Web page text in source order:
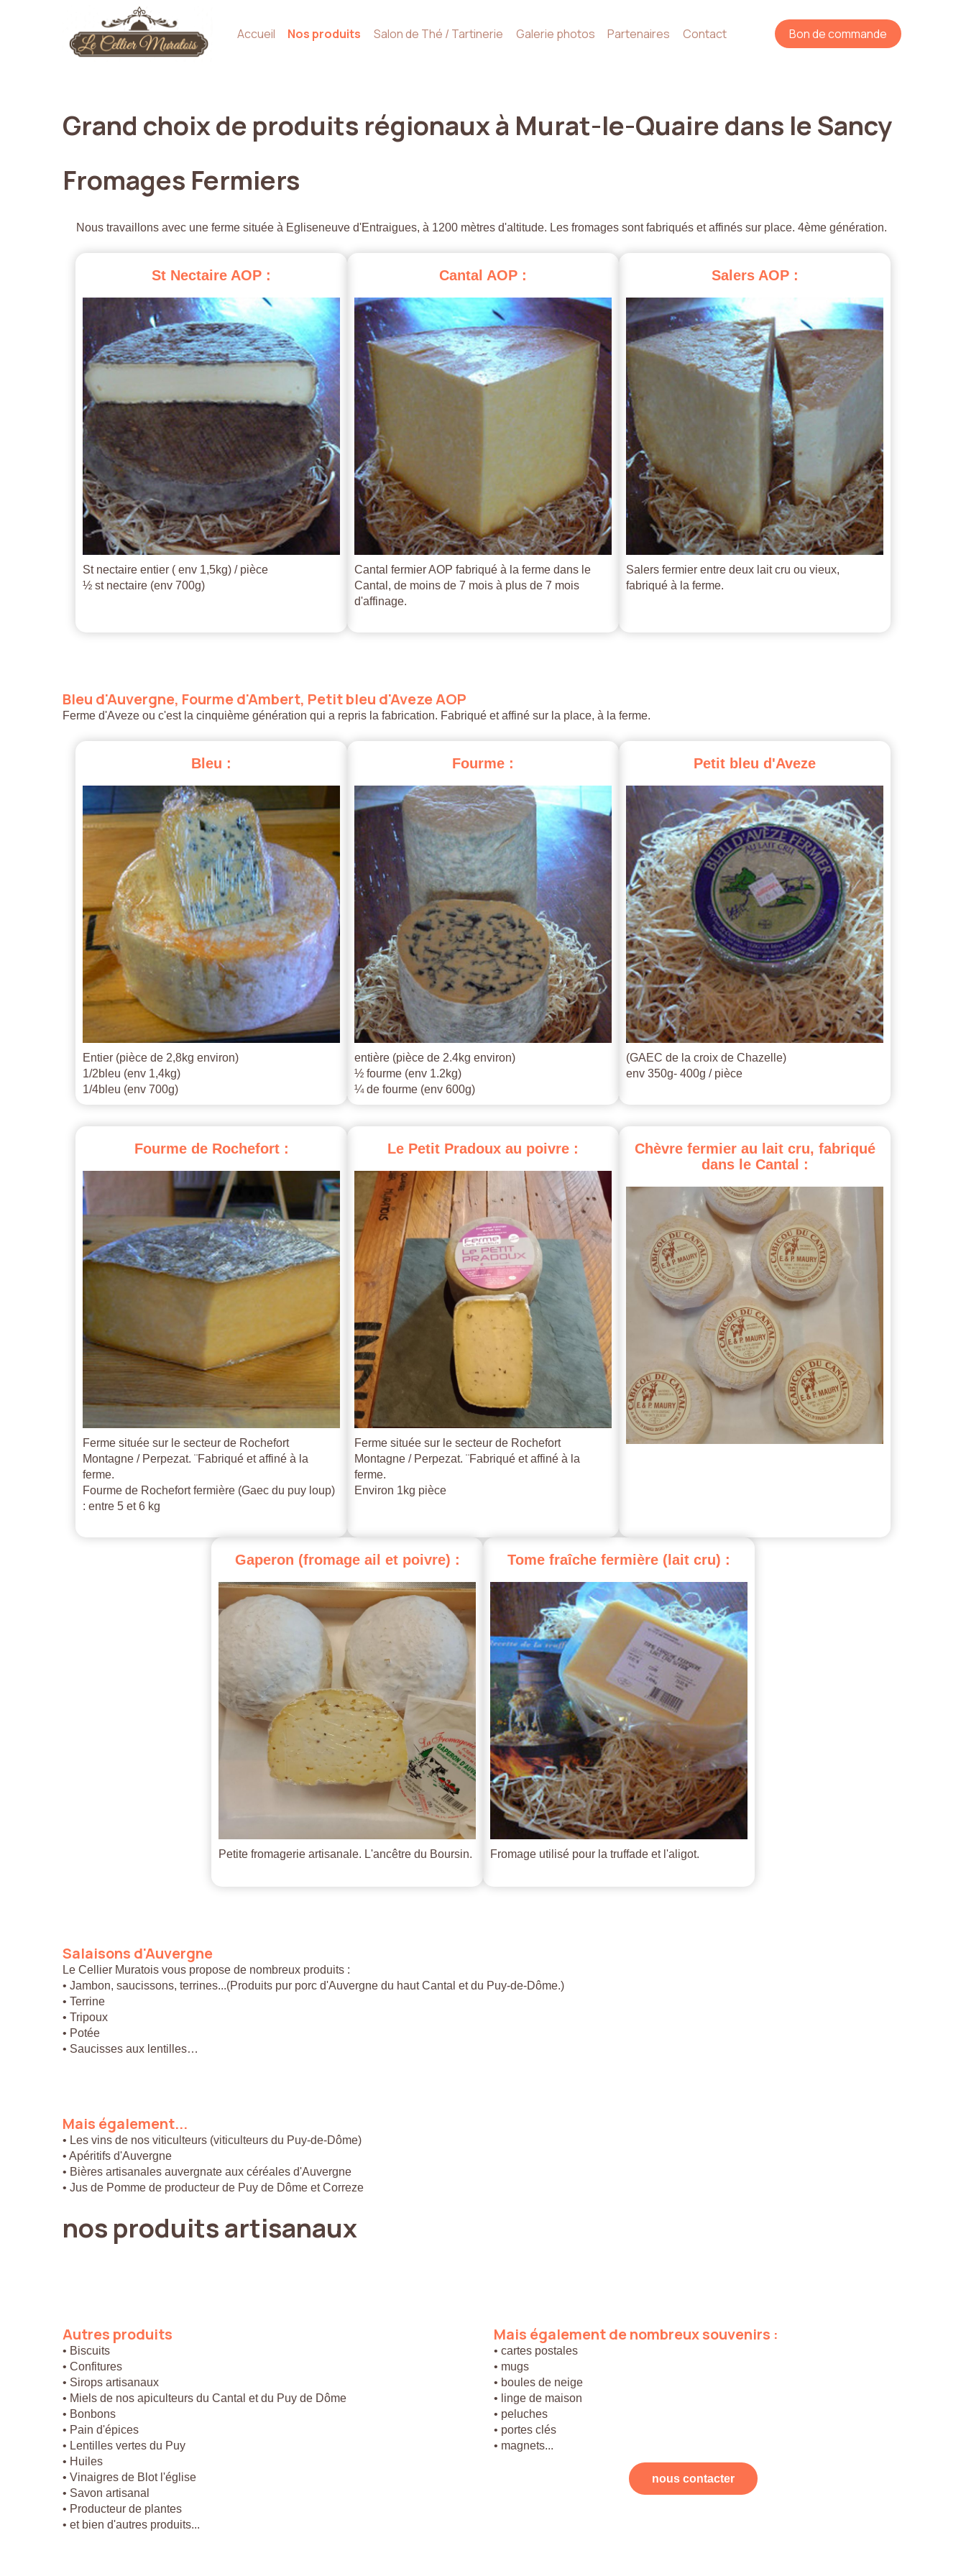
Accueil Nos produits Salon de Thé / Tartinerie Galerie photos Partenaires Contact Bon de commande
Grand choixde produits régionauxà Murat-le-Quairedans leSancy
Fromages Fermiers
Nous travaillons avec une ferme située à Egliseneuve d'Entraigues, à 1200 mètres d'altitude. Les fromages sont fabriqués et affinés sur place. 4ème génération.
St Nectaire AOP :
St nectaire entier ( env 1,5kg) / pièce
½ st nectaire (env 700g)
Cantal AOP :
Cantal fermier AOP fabriqué à la ferme dans le
Cantal, de moins de 7 mois à plus de 7 mois
d'affinage.
Salers AOP :
Salers fermier entre deux lait cru ou vieux,
fabriqué à la ferme.
Bleu d'Auvergne, Fourmed'Ambert, Petitbleu d'AvezeAOP
Ferme d'Aveze ou c'est la cinquième génération qui a repris la fabrication. Fabriqué et affiné sur la place, à la ferme.
Bleu :
Entier (pièce de 2,8kg environ)
1/2bleu (env 1,4kg)
1/4bleu (env 700g)
Fourme :
entière (pièce de 2.4kg environ)
½ fourme (env 1.2kg)
¼ de fourme (env 600g)
Petit bleu d'Aveze
(GAEC de la croix de Chazelle)
env 350g- 400g / pièce
Fourme de Rochefort :
Ferme située sur le secteur de Rochefort
Montagne / Perpezat. ¨Fabriqué et affiné à la
ferme.
Fourme de Rochefort fermière (Gaec du puy loup)
: entre 5 et 6 kg
Le Petit Pradoux au poivre :
Ferme située sur le secteur de Rochefort
Montagne / Perpezat. ¨Fabriqué et affiné à la
ferme.
Environ 1kg pièce
Chèvre fermier au lait cru, fabriqué
dans le Cantal :
Gaperon (fromage ail et poivre) :
Petite fromagerie artisanale. L'ancêtre du Boursin.
Tome fraîche fermière (lait cru) :
Fromage utilisé pour la truffade et l'aligot.
Salaisons d'Auvergne
Le Cellier Muratois vous propose de nombreux produits :
• Jambon, saucissons, terrines...(Produits pur porc d'Auvergne du haut Cantal et du Puy-de-Dôme.)
• Terrine
• Tripoux
• Potée
• Saucisses aux lentilles…
Mais également...
• Les vins de nos viticulteurs (viticulteurs du Puy-de-Dôme)
• Apéritifs d'Auvergne
• Bières artisanales auvergnate aux céréales d'Auvergne
• Jus de Pomme de producteur de Puy de Dôme et Correze
nos produitsartisanaux
Autres produits
• Biscuits
• Confitures
• Sirops artisanaux
• Miels de nos apiculteurs du Cantal et du Puy de Dôme
• Bonbons
• Pain d'épices
• Lentilles vertes du Puy
• Huiles
• Vinaigres de Blot l'église
• Savon artisanal
• Producteur de plantes
• et bien d'autres produits...
Mais égalementdenombreuxsouvenirs :
• cartes postales
• mugs
• boules de neige
• linge de maison
• peluches
• portes clés
• magnets...
nous contacter